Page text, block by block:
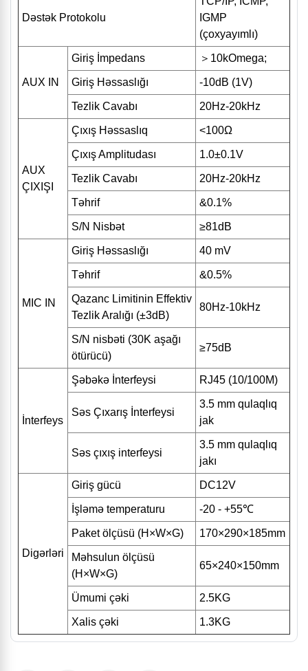
Dəstək Protokolu
IGMP
(çoxyayımlı)
AUX IN
Giriş İmpedans ＞10kOmega;
Giriş Həssaslığı -10dB (1V)
Tezlik Cavabı 20Hz-20kHz
AUX
ÇIXIŞI
Çıxış Həssaslıq <100Ω
Çıxış Amplitudası 1.0±0.1V
Tezlik Cavabı 20Hz-20kHz
Təhrif &0.1%
S/N Nisbət ≥81dB
MIC IN
Giriş Həssaslığı 40 mV
Təhrif &0.5%
Qazanc Limitinin Effektiv
Tezlik Aralığı (±3dB)
80Hz-10kHz
S/N nisbəti (30K aşağı
ötürücü)
≥75dB
İnterfeys
Şəbəkə İnterfeysi RJ45 (10/100M)
Səs Çıxarış İnterfeysi
3.5 mm qulaqlıq
jak
Səs çıxış interfeysi
3.5 mm qulaqlıq
jakı
Digərləri
Giriş gücü DC12V
İşləmə temperaturu -20 - +55℃
Paket ölçüsü (H×W×G) 170×290×185mm
Məhsulun ölçüsü
(H×W×G)
65×240×150mm
Ümumi çəki 2.5KG
Xalis çəki 1.3KG